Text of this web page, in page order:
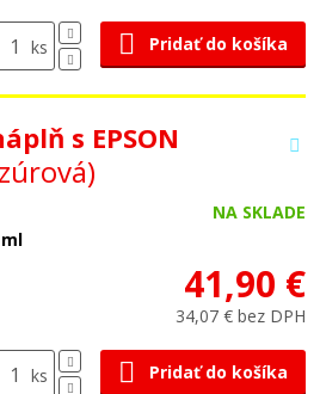
ks Pridať do košíka
s EPSON
NA SKLADE
41,90 €
34,07 € bez DPH
ks Pridať do košíka